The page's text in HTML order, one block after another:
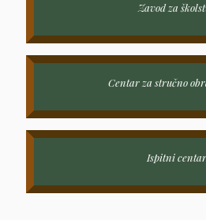
Zavod za
Centar za stručno
Ispitni centar